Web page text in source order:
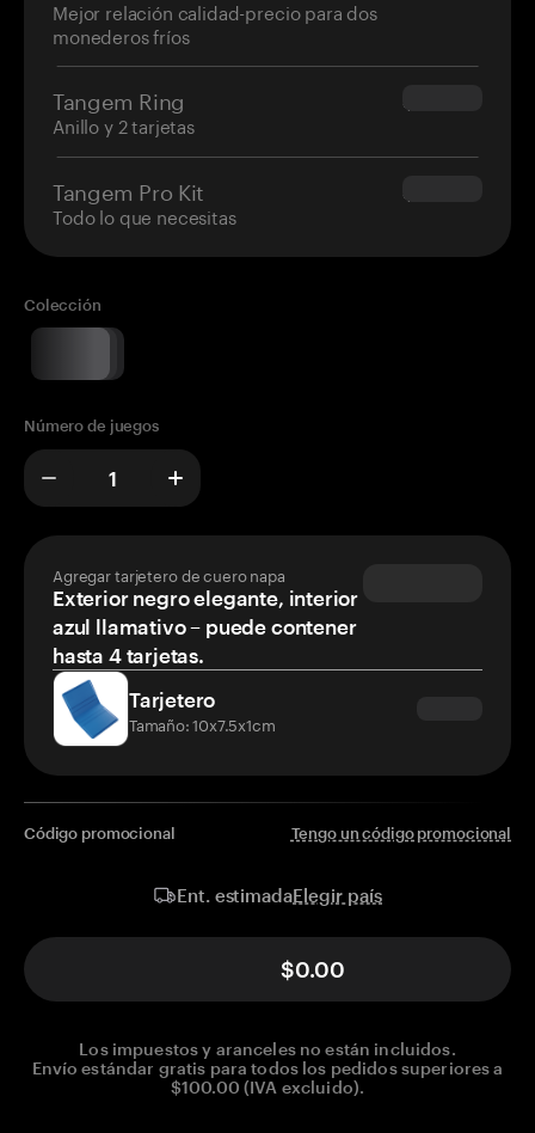
Mejor relación calidad-precio para dos
monederos fríos
Tangem Ring
Anillo y 2 tarjetas
$160.00
Tangem Pro Kit
Todo lo que necesitas
$180.00
Colección
Número de juegos
Agregar tarjetero de cuero napa
Exterior negro elegante, interior
azul llamativo – puede contener
hasta 4 tarjetas.
Tarjetero
Tamaño: 10x7.5x1cm
Código promocional Tengo un código promocional
Ent. estimadaElegir país
$0.00
Los impuestos y aranceles no están incluidos.
Envío estándar gratis para todos los pedidos superiores a
$100.00 (IVA excluido).